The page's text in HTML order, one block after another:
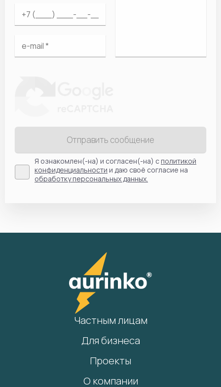
Отправить сообщение
Я ознакомлен(-на) и согласен(-на) сполитикой
конфиденциальности и даю своё согласие на
обработку персональных данных.
Частным лицам
Для бизнеса
Проекты
О компании